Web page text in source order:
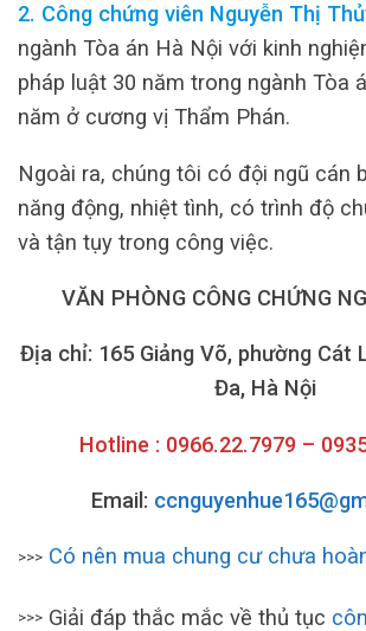
2. Công chứng viên Nguyễn Thị
ngành Tòa án Hà Nội với kinh
pháp luật 30 năm trong ngành Tòa
năm ở cương vị Thẩm Phán.
Ngoài ra, chúng tôi có đội ngũ cán
năng động, nhiệt tình, có trình độ
và tận tụy trong công việc.
VĂN PHÒNG CÔNG CHỨNG
Địa chỉ: 165 Giảng Võ, phường Cát
Đa, Hà Nội
Hotline : 0966.22.7979 –
Email:
>>> Có nên mua chung cư chưa
>>> Giải đáp thắc mắc về thủ tục